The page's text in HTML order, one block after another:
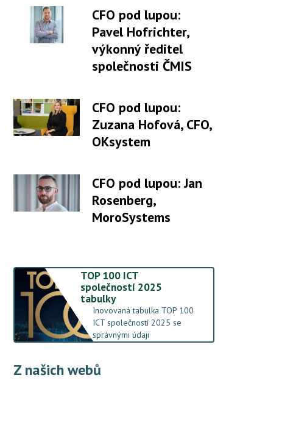
CFO pod lupou:
Pavel Hofrichter,
výkonný ředitel
společnosti ČMIS
CFO pod lupou:
Zuzana Hofová, CFO,
OKsystem
CFO pod lupou: Jan
Rosenberg,
MoroSystems
TOP 100 ICT
společností 2025
tabulky
Inovovaná tabulka TOP 100
ICT společností 2025 se
správnými údaji
Z našich webů